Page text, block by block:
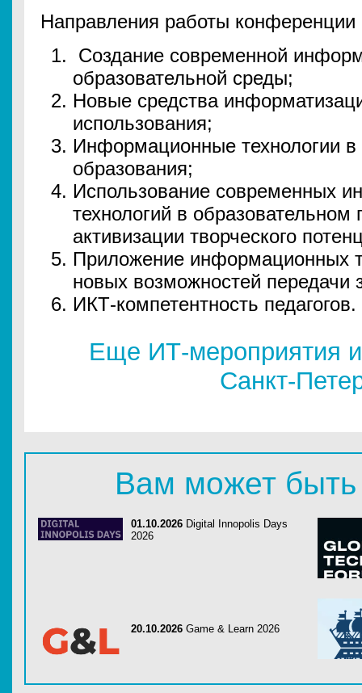
Направления работы конференции
Создание современной
образовательной среды;
Новые средства
использования;
Информационные технологии в
образования;
Использование современных
технологий в образовательном
активизации творческого
Приложение информационных
новых возможностей передачи
ИКТ-компетентность педагогов.
Еще ИТ-мероприятия
Санкт-
Вам может быть
01.10.2026 Digital Innopolis Days
2026
20.10.2026 Game & Learn 2026